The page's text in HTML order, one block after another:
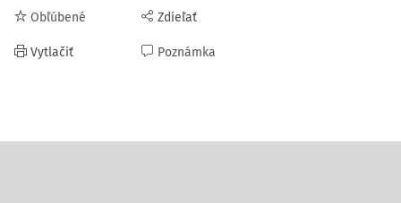
Obľúbené
Vytlačiť
Zdieľať
Poznámka